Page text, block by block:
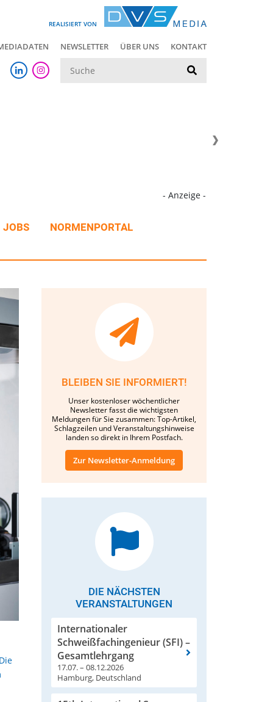
REALISIERT VON
NEWSLETTER ÜBER UNS KONTAKT
- Anzeige -
JOBS NORMENPORTAL
BLEIBEN SIE INFORMIERT!
Unser kostenloser wöchentlicher
Newsletter fasst die wichtigsten
Meldungen für Sie zusammen: Top-Artikel,
Schlagzeilen und Veranstaltungshinweise
landen so direkt in Ihrem Postfach.
Zur Newsletter-Anmeldung
DIE NÄCHSTEN
VERANSTALTUNGEN
Internationaler
Schweißfachingenieur (SFI) –
Gesamtlehrgang
17.07. – 08.12.2026
Hamburg, Deutschland